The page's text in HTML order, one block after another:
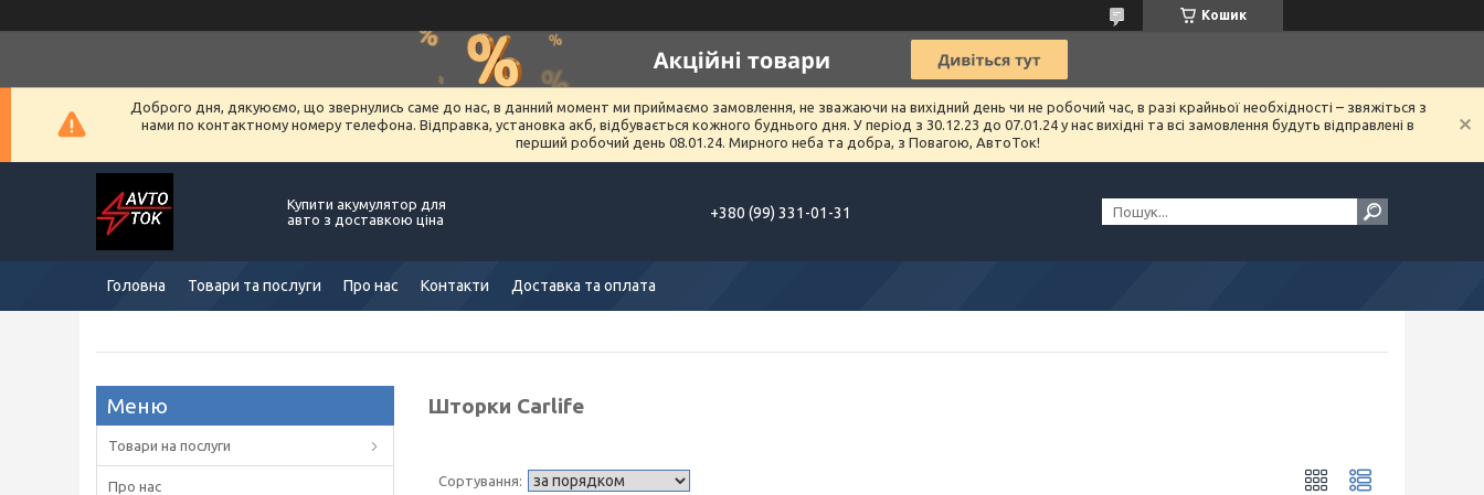
Кошик
Доброго дня, дякуюємо, що звернулись саме до нас, в данний момент ми приймаємо замовлення, не зважаючи на вихідний день чи не робочий час, в разі крайньої необхідності – звяжіться з
нами по контактному номеру телефона. Відправка, установка акб, відбувається кожного буднього дня. У період з 30.12.23 до 07.01.24 у нас вихідні та всі замовлення будуть відправлені в
перший робочий день 08.01.24. Мирного неба та добра, з Повагою, АвтоТок!
Купити акумулятор для
авто з доставкою ціна
+380 (99) 331-01-31
Головна Товари та послуги Про нас Контакти Доставка та оплата
Шторки Carlife
Товари на послуги
Про нас